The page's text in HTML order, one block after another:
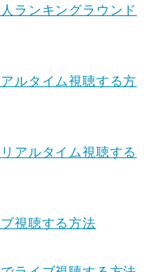
ランキングラウンド
ルタイム視聴する方
アルタイム視聴する
視聴する方法